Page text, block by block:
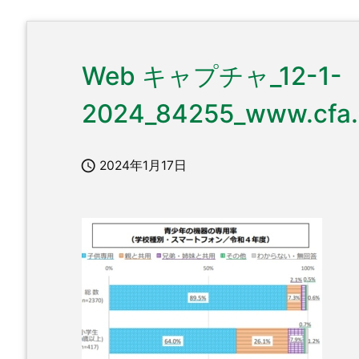
Web キャプチャ_12-1-
 2024年1月17日